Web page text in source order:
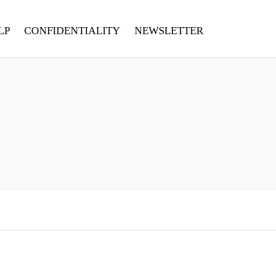
CONFIDENTIALITY NEWSLETTER